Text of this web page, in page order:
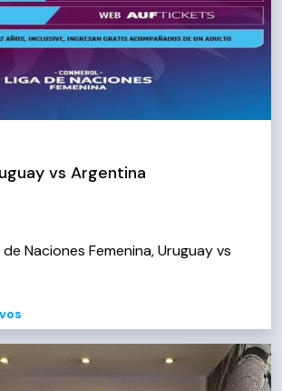
vs Argentina
de Naciones Femenina, Uruguay vs